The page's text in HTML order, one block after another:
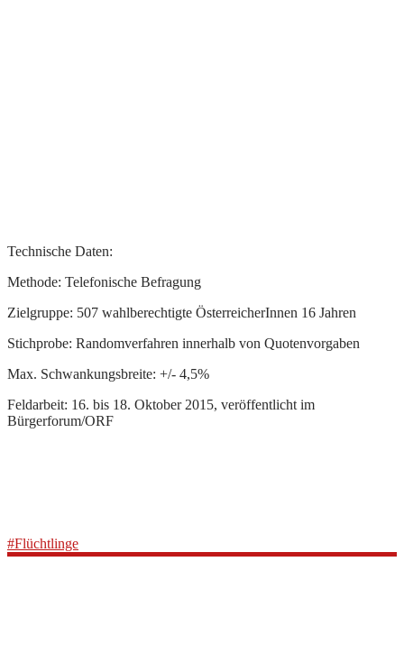
Technische Daten:
Methode: Telefonische Befragung
Zielgruppe: 507 wahlberechtigte ÖsterreicherInnen 16 Jahren
Stichprobe: Randomverfahren innerhalb von Quotenvorgaben
Max. Schwankungsbreite: +/- 4,5%
Feldarbeit: 16. bis 18. Oktober 2015, veröffentlicht im
Bürgerforum/ORF
#Flüchtlinge